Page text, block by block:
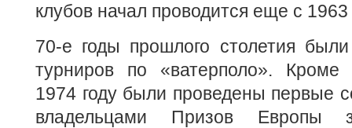
клубов начал проводится еще с 1963
70-е годы прошлого столетия
турниров по «ватерполо».
1974 году были проведены первые
владельцами Призов Европы